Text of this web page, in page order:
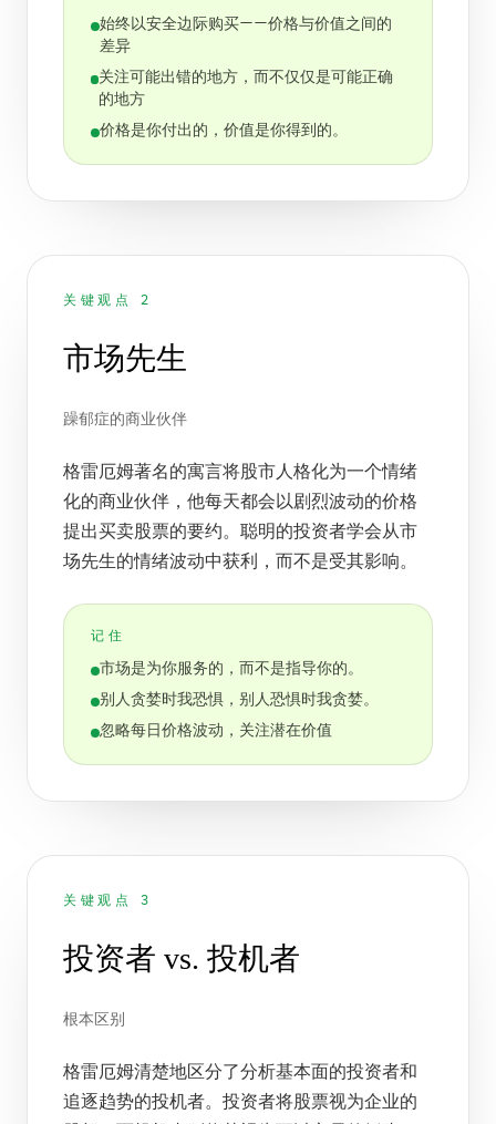
始终以安全边际购买——价格与价值之间的
差异
关注可能出错的地方，而不仅仅是可能正确
的地方
价格是你付出的，价值是你得到的。
关键观点 2
市场先生
躁郁症的商业伙伴
格雷厄姆著名的寓言将股市人格化为一个情绪
化的商业伙伴，他每天都会以剧烈波动的价格
提出买卖股票的要约。聪明的投资者学会从市
场先生的情绪波动中获利，而不是受其影响。
记住
市场是为你服务的，而不是指导你的。
别人贪婪时我恐惧，别人恐惧时我贪婪。
忽略每日价格波动，关注潜在价值
关键观点 3
投资者 vs. 投机者
根本区别
格雷厄姆清楚地区分了分析基本面的投资者和
追逐趋势的投机者。投资者将股票视为企业的